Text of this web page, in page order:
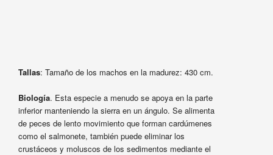
Tallas: Tamaño de los machos en la madurez: 430 cm.
Biología. Esta especie a menudo se apoya en la parte
inferior manteniendo la sierra en un ángulo. Se alimenta
de peces de lento movimiento que forman cardúmenes
como el salmonete, también puede eliminar los
crustáceos y moluscos de los sedimentos mediante el